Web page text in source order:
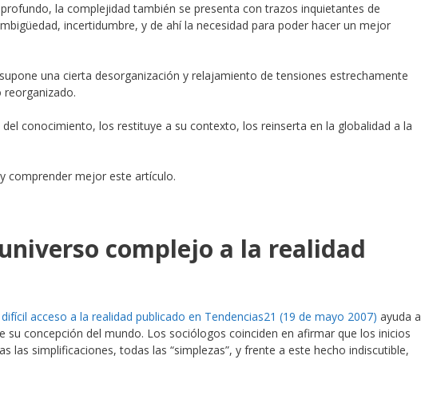
la complejidad también se presenta con trazos inquietantes de
incertidumbre, y de ahí la necesidad para poder hacer un mejor
una cierta desorganización y relajamiento de tensiones estrechamente
reorganizado.
conocimiento, los restituye a su contexto, los reinserta en la globalidad a la
comprender mejor este artículo.
complejo a la realidad
acceso a la realidad publicado en Tendencias21 (19 de mayo 2007) ayuda a
su concepción del mundo. Los sociólogos coinciden en afirmar que los inicios
las simplificaciones, todas las “simplezas”, y frente a este hecho indiscutible,